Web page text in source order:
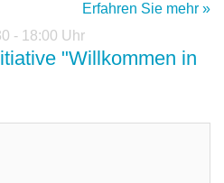
Erfahren Sie mehr »
- 18:00 Uhr
"Willkommen in